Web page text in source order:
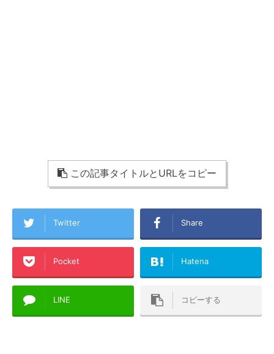
この記事タイトルとURLをコピー
Twitter Share
Pocket Hatena
LINE コピーする